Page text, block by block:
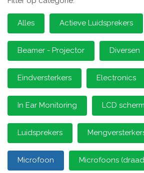
Alles Actieve Luidsprekers
Beamer - Projector Diversen
Eindversterkers Electronics
In Ear Monitoring LCD
Luidsprekers
Microfoon Microfoons